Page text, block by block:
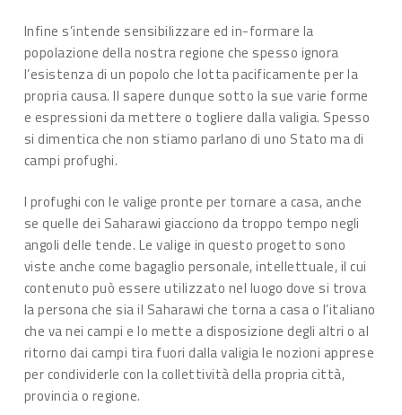
Infine s’intende sensibilizzare ed in-formare la
popolazione della nostra regione che spesso ignora
l’esistenza di un popolo che lotta pacificamente per la
propria causa. Il sapere dunque sotto la sue varie forme
e espressioni da mettere o togliere dalla valigia. Spesso
si dimentica che non stiamo parlano di uno Stato ma di
campi profughi.
I profughi con le valige pronte per tornare a casa, anche
se quelle dei Saharawi giacciono da troppo tempo negli
angoli delle tende. Le valige in questo progetto sono
viste anche come bagaglio personale, intellettuale, il cui
contenuto può essere utilizzato nel luogo dove si trova
la persona che sia il Saharawi che torna a casa o l’italiano
che va nei campi e lo mette a disposizione degli altri o al
ritorno dai campi tira fuori dalla valigia le nozioni apprese
per condividerle con la collettività della propria città,
provincia o regione.